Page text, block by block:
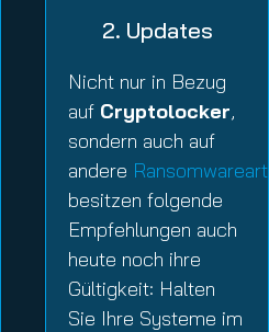
2. Updates
Nicht nur in Bezug
auf Cryptolocker,
sondern auch auf
andere
besitzen folgende
Empfehlungen auch
heute noch ihre
Gültigkeit: Halten
Sie Ihre Systeme im